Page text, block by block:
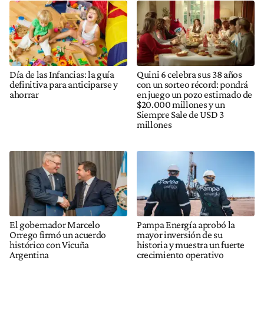
Día de las Infancias: la guía
definitiva para anticiparse y
ahorrar
Quini 6 celebra sus 38 años
con un sorteo récord: pondrá
en juego un pozo estimado de
$20.000 millones y un
Siempre Sale de USD 3
millones
El gobernador Marcelo
Orrego firmó un acuerdo
histórico con Vicuña
Argentina
Pampa Energía aprobó la
mayor inversión de su
historia y muestra un fuerte
crecimiento operativo